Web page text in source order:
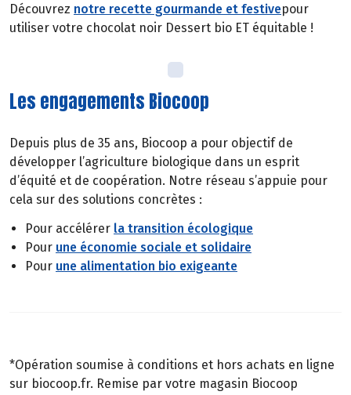
Découvrez notre recette gourmande et festivepour
utiliser votre chocolat noir Dessert bio ET équitable !
Les engagements Biocoop
Depuis plus de 35 ans, Biocoop a pour objectif de
développer l’agriculture biologique dans un esprit
d’équité et de coopération. Notre réseau s’appuie pour
cela sur des solutions concrètes :
Pour accélérer la transition écologique
Pour une économie sociale et solidaire
Pour une alimentation bio exigeante
*Opération soumise à conditions et hors achats en ligne
sur biocoop.fr. Remise par votre magasin Biocoop